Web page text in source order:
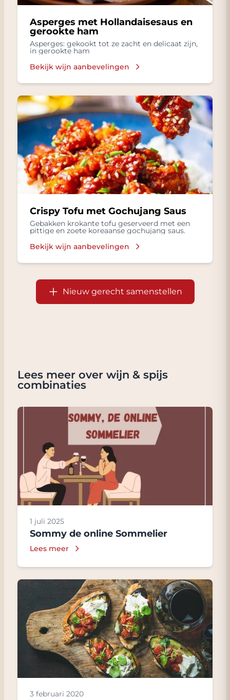
Asperges met Hollandaisesaus en
gerookte ham
Asperges: gekookt tot ze zacht en delicaat zijn,
in gerookte ham
Bekijk wijn aanbevelingen
Crispy Tofu met Gochujang Saus
Gebakken krokante tofu geserveerd met een
pittige en zoete koreaanse gochujang saus.
Bekijk wijn aanbevelingen
Nieuw gerecht samenstellen
Lees meer over wijn & spijs
combinaties
1 juli 2025
Sommy de online Sommelier
Lees meer
3 februari 2020